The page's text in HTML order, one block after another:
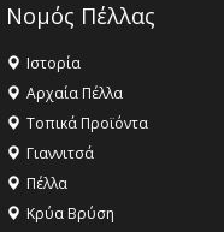
Νομός Πέλλας
Ιστορία
Αρχαία Πέλλα
Τοπικά Προϊόντα
Γιαννιτσά
Πέλλα
Κρύα Βρύση